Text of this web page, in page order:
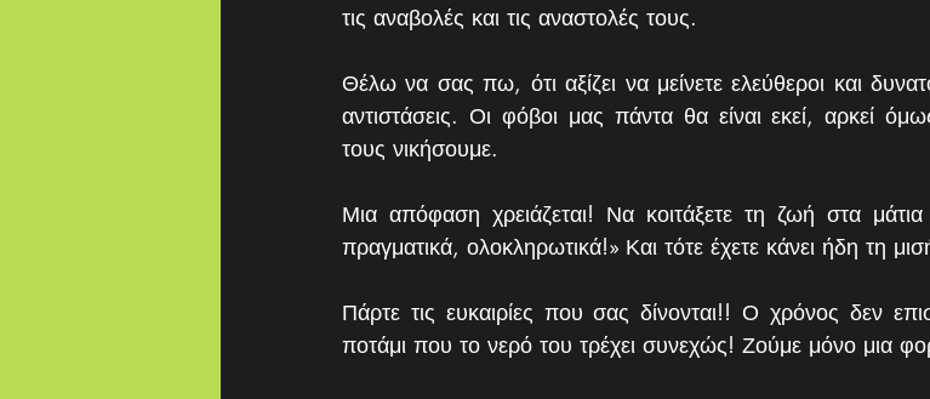
τις αναβολές και τις αναστολές τους.
Θέλω να σας πω, ότι αξίζει να μείνετε ελεύθεροι και
αντιστάσεις. Οι φόβοι μας πάντα θα είναι εκεί, αρκεί
τους νικήσουμε.
Μια απόφαση χρειάζεται! Να κοιτάξετε τη ζωή στα
πραγματικά, ολοκληρωτικά!» Και τότε έχετε κάνει ήδη τη
Πάρτε τις ευκαιρίες που σας δίνονται!! Ο χρόνος δεν
ποτάμι που το νερό του τρέχει συνεχώς! Ζούμε μόνο μια